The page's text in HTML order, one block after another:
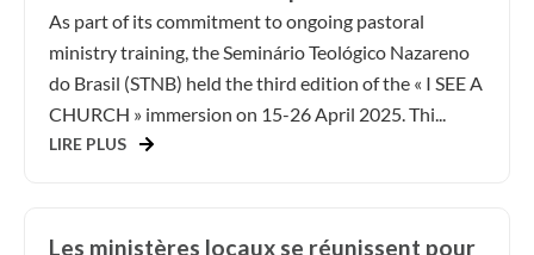
As part of its commitment to ongoing pastoral
ministry training, the Seminário Teológico Nazareno
do Brasil (STNB) held the third edition of the « I SEE A
CHURCH » immersion on 15-26 April 2025. Thi...
LIRE PLUS
Les ministères locaux se réunissent pour